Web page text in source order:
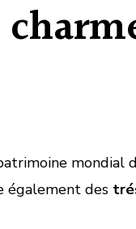
mondial
également des